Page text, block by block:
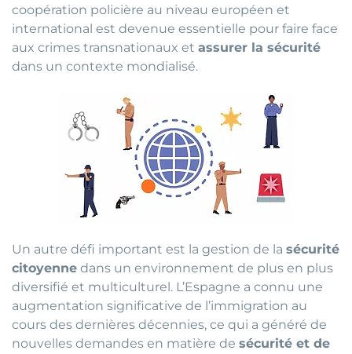
coopération policière au niveau européen et
international est devenue essentielle pour faire face
aux crimes transnationaux et assurer la sécurité
dans un contexte mondialisé.
Un autre défi important est la gestion de la sécurité
citoyenne dans un environnement de plus en plus
diversifié et multiculturel. L’Espagne a connu une
augmentation significative de l’immigration au
cours des dernières décennies, ce qui a généré de
nouvelles demandes en matière de sécurité et de